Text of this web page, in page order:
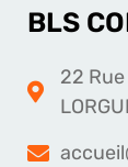
BLS
22